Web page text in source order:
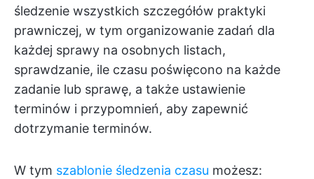
śledzenie wszystkich szczegółów praktyki
prawniczej, w tym organizowanie zadań dla
każdej sprawy na osobnych listach,
sprawdzanie, ile czasu poświęcono na każde
zadanie lub sprawę, a także ustawienie
terminów i przypomnień, aby zapewnić
dotrzymanie terminów.
W tym szablonie śledzenia czasu możesz: